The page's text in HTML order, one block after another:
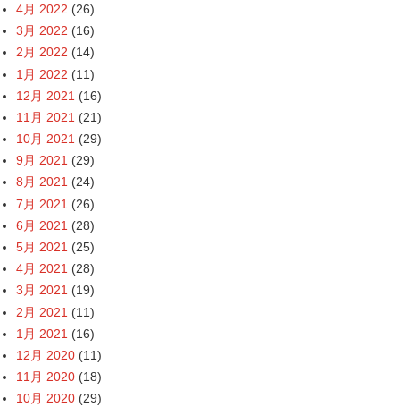
4月 2022 (26)
3月 2022 (16)
2月 2022 (14)
1月 2022 (11)
12月 2021 (16)
11月 2021 (21)
10月 2021 (29)
9月 2021 (29)
8月 2021 (24)
7月 2021 (26)
6月 2021 (28)
5月 2021 (25)
4月 2021 (28)
3月 2021 (19)
2月 2021 (11)
1月 2021 (16)
12月 2020 (11)
11月 2020 (18)
10月 2020 (29)